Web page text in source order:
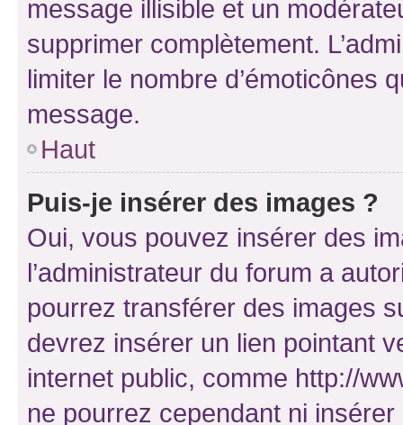
message illisible et un
supprimer complètement.
limiter le nombre d’émoticônes
message.
Haut
Puis-je insérer des images ?
Oui, vous pouvez insérer des
l’administrateur du forum a
pourrez transférer des images
devrez insérer un lien pointant
internet public, comme http://
ne pourrez cependant ni